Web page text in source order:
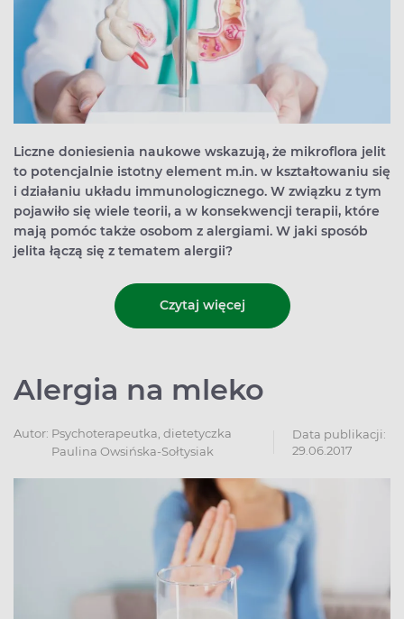
Liczne doniesienia naukowe wskazują, że mikroflora jelit
to potencjalnie istotny element m.in. w kształtowaniu się
i działaniu układu immunologicznego. W związku z tym
pojawiło się wiele teorii, a w konsekwencji terapii, które
mają pomóc także osobom z alergiami. W jaki sposób
jelita łączą się z tematem alergii?
Czytaj więcej
Alergia na mleko
Autor: Psychoterapeutka, dietetyczka
Paulina Owsińska-Sołtysiak
Data publikacji:
29.06.2017